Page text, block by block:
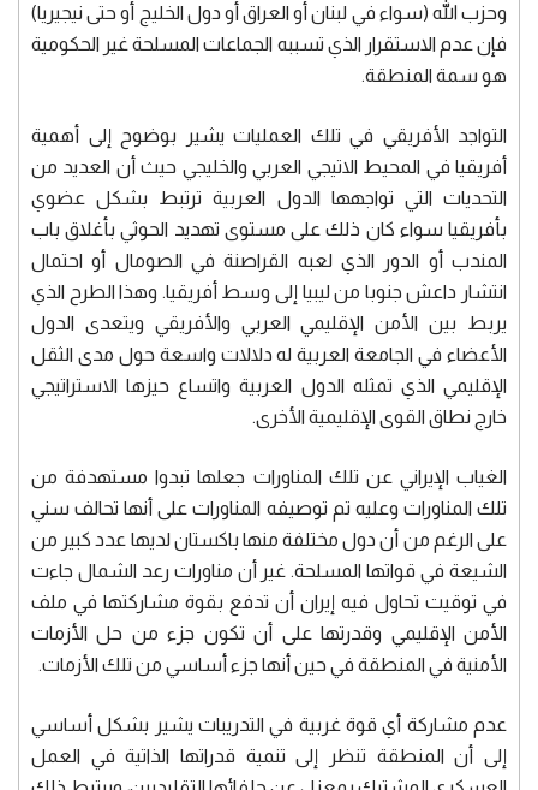
وحزب الله (سواء في لبنان أو العراق أو دول الخليج أو حتى نيجيريا)
فإن عدم الاستقرار الذي تسببه الجماعات المسلحة غير الحكومية
هو سمة المنطقة.
التواجد الأفريقي في تلك العمليات يشير بوضوح إلى أهمية
أفريقيا في المحيط الاتيجي العربي والخليجي حيث أن العديد من
التحديات التي تواجهها الدول العربية ترتبط بشكل عضوي
بأفريقيا سواء كان ذلك على مستوى تهديد الحوثي بأغلاق باب
المندب أو الدور الذي لعبه القراصنة في الصومال أو احتمال
انتشار داعش جنوبا من ليبيا إلى وسط أفريقيا. وهذا الطرح الذي
يربط بين الأمن الإقليمي العربي والأفريقي ويتعدى الدول
الأعضاء في الجامعة العربية له دلالات واسعة حول مدى الثقل
الإقليمي الذي تمثله الدول العربية واتساع حيزها الاستراتيجي
خارج نطاق القوى الإقليمية الأخرى.
الغياب الإيراني عن تلك المناورات جعلها تبدوا مستهدفة من
تلك المناورات وعليه تم توصيفه المناورات على أنها تحالف سني
على الرغم من أن دول مختلفة منها باكستان لديها عدد كبير من
الشيعة في قواتها المسلحة. غير أن مناورات رعد الشمال جاءت
في توقيت تحاول فيه إيران أن تدفع بقوة مشاركتها في ملف
الأمن الإقليمي وقدرتها على أن تكون جزء من حل الأزمات
الأمنية في المنطقة في حين أنها جزء أساسي من تلك الأزمات.
عدم مشاركة أي قوة غربية في التدريبات يشير بشكل أساسي
إلى أن المنطقة تنظر إلى تنمية قدراتها الذاتية في العمل